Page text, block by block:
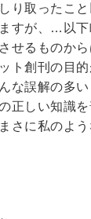
り取ったこ
すが、…以下
せるものから
ト創刊の目
な誤解の多
正しい知識を
さに私のよ